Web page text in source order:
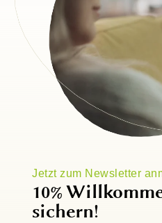
Jetzt zum Newsletter
10%
sichern!